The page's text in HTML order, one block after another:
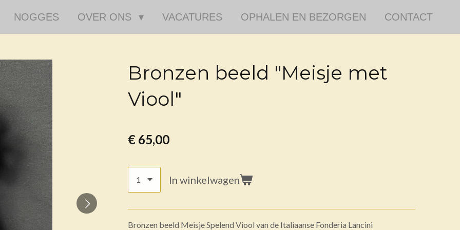
NOGGES OVER ONS VACATURES OPHALEN EN BEZORGEN CONTACT
Bronzen beeld "Meisje met
Viool"
€ 65,00
In winkelwagen
Bronzen beeld Meisje Spelend Viool van de Italiaanse Fonderia Lancini